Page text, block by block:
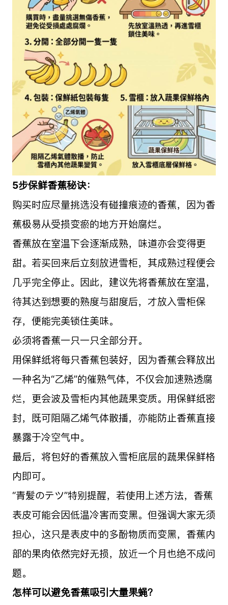
5步保鲜香蕉秘诀：
购买时应尽量挑选没有碰撞痕迹的香蕉，因为香
蕉极易从受损变瘀的地方开始腐烂。
香蕉放在室温下会逐渐成熟，味道亦会变得更
甜。若买回来后立刻放进雪柜，其成熟过程便会
几乎完全停止。因此，建议先将香蕉放在室温，
待其达到想要的熟度与甜度后，才放入雪柜保
存，便能完美锁住美味。
必须将香蕉一只一只全部分开。
用保鲜纸将每只香蕉包装好，因为香蕉会释放出
一种名为“乙烯”的催熟气体，不仅会加速熟透腐
烂，更会波及雪柜内其他蔬果变质。用保鲜纸密
封，既可阻隔乙烯气体散播，亦能防止香蕉直接
暴露于冷空气中。
最后，将包好的香蕉放入雪柜底层的蔬果保鲜格
内即可。
“青髪のテツ”特别提醒，若使用上述方法，香蕉
表皮可能会因低温冷害而变黑。但强调大家无须
担心，这只是表皮中的多酚物质而变黑，香蕉内
部的果肉依然完好无损，放近一个月也绝不成问
题。
怎样可以避免香蕉吸引大量果蝇？